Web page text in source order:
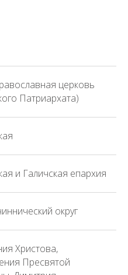
церковь
Патриархата)
и Галичская епархия
округ
Христова,
Пресвятой